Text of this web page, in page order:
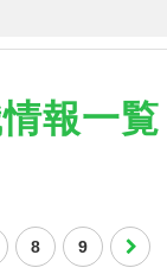
報一覧
8 9